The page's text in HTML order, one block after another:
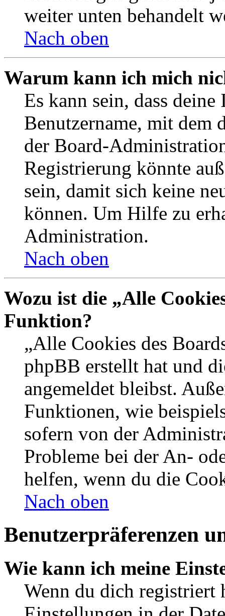
weiter unten behandelt
Nach oben
Warum kann ich mich
Es kann sein, dass
Benutzername, mit dem
der Board-
Registrierung könnte
sein, damit sich keine
können. Um Hilfe zu
Administration.
Nach oben
Wozu ist die „Alle
Funktion?
„Alle Cookies des
phpBB erstellt hat und
angemeldet bleibst.
Funktionen, wie
sofern von der
Probleme bei der An-
helfen, wenn du die
Nach oben
Benutzerpräferenzen
Wie kann ich meine
Wenn du dich registriert